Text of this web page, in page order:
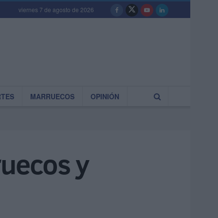
viernes 7 de agosto de 2026
MARRUECOS OPINIÓN
y